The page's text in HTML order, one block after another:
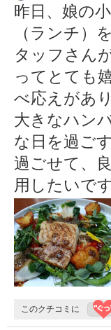
昨日、娘の
（ランチ）
タッフさん
ってとても
べ応えがあ
大きなハン
な日を過ご
過ごせて、
用したいで
このクチコミに